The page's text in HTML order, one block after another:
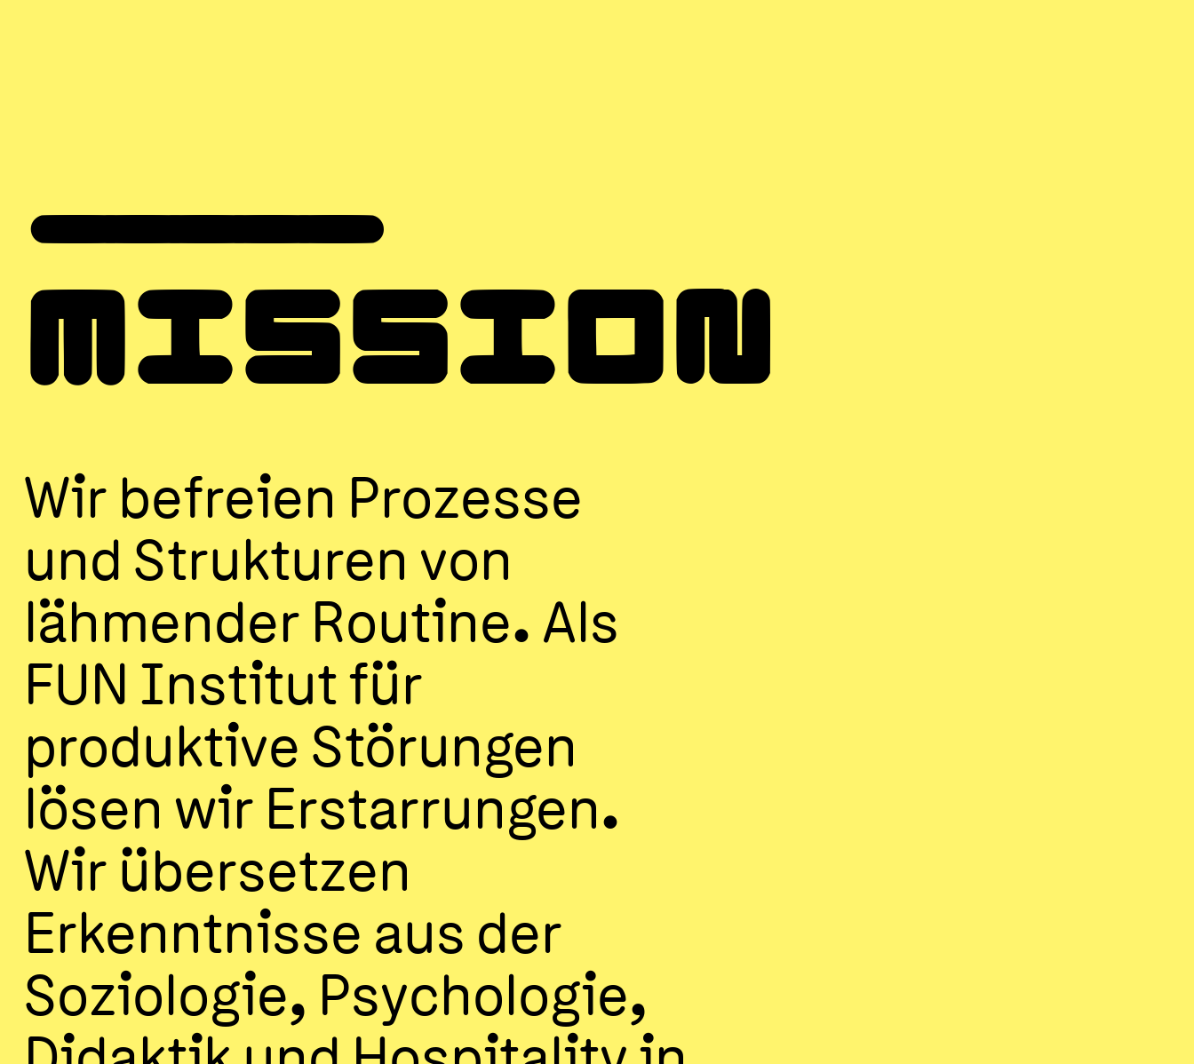
_____
MISSION
Wir befreien Prozesse
und Strukturen von
lähmender Routine. Als
FUN Institut für
produktive Störungen
lösen wir Erstarrungen.
Wir übersetzen
Erkenntnisse aus der
Soziologie, Psychologie,